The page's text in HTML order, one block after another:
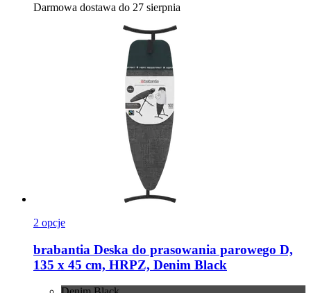
Darmowa dostawa do 27 sierpnia
2 opcje
brabantia Deska do prasowania parowego D,
135 x 45 cm, HRPZ, Denim Black